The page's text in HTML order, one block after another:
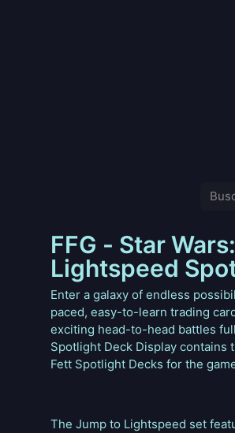
FFG - Star
Lightspeed
Enter a galaxy of endless
paced, easy-to-learn trading
exciting head-to-head battles
Spotlight Deck Display contains
Fett Spotlight Decks for the
The Jump to Lightspeed set